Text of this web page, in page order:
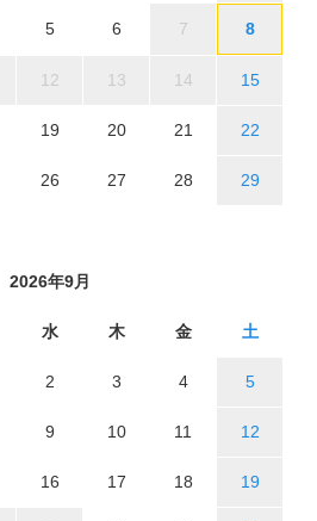
5 6 7 8
12 13 14 15
19 20 21 22
26 27 28 29
2026年9月
水 木 金 土
2 3 4 5
9 10 11 12
16 17 18 19